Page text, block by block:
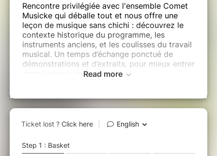
Rencontre privilégiée avec l'ensemble Comet
Musicke qui déballe tout et nous offre une
leçon de musique sans chichi : découvrez le
contexte historique du programme, les
instruments anciens, et les coulisses du travail
musical. Un temps d’échange ponctué de
démonstrations et d’extraits, pour mieux entrer
dans l’univers du concert.
Read more